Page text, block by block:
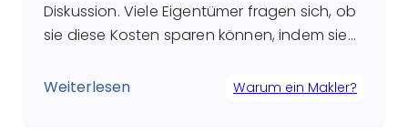
Diskussion. Viele Eigentümer fragen sich, ob
sie diese Kosten sparen können, indem sie
Doch was zunächst wie eine Ersparnis
Weiterlesen Warum ein Makler?